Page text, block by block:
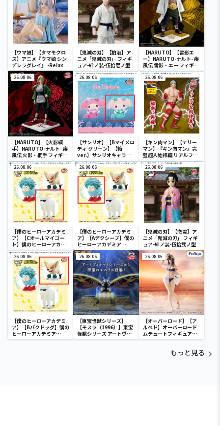
【ウマ娘】【タマモクロ
ス】アニメ『ウマ娘 シン
デレラグレイ』 -Relax
time-タマモクロス
【鬼滅の刃】【狛治】ア
ニメ「鬼滅の刃」 フィギ
ュア-絆ノ装-伍拾壱ノ型
【NARUTO】【雷影エ
ー】NARUTO-ナルト- 疾
風伝 雷影・エー フィギュ
ア～五影集結…!!～
26.08.06
【NARUTO】【火影綱
手】NARUTO-ナルト- 疾
風伝 火影・綱手 フィギュ
ア～五影集結…!!～
26.08.06
【サンリオ】【Bマイメロ
ディ グリーン】【箱
ver.】サンリオキャラク
ターズ おおきな
SOFVIMATES～マイメロ
ディ マーメイドver. ～
26.08.06
【キン肉マン】【テリー
マン】『キン肉マン』完
璧超人始祖編 リアルフィ
ギュア-テリーマン-
26.08.06
【僕のヒーローアカデミ
ア】【Cオールマイゴー
ト】僕のヒーローアカデ
ミア Fluffy Puffy～デク
シープ＆バクドッグ＆オ
ールマイゴート～
26.08.06
【僕のヒーローアカデミ
ア】【Aデクシープ】僕の
ヒーローアカデミア
Fluffy Puffy～デクシー
プ＆バクドッグ＆オール
マイゴート～
26.08.06
【鬼滅の刃】【恋雪】ア
ニメ「鬼滅の刃」 フィギ
ュア-絆ノ装-伍拾弐ノ型
26.08.06
【僕のヒーローアカデミ
ア】【Bバクドッグ】僕の
ヒーローアカデミア
Fluffy Puffy～デクシー
26.08.06
【東宝怪獣シリーズ】
【モスラ（1996）】東宝
怪獣シリーズ アートヴィ
ネット モスラ（1996）
26.08.05
【オーバーロード】【ア
ルベド】オーバーロード
ムチュートフィギュアー
アルベド・aqua ver.ー
もっと見る